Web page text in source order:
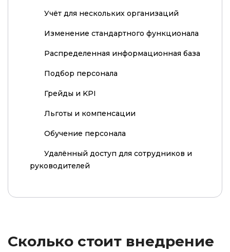
Учёт для нескольких организаций
Изменение стандартного функционала
Распределенная информационная база
Подбор персонала
Грейды и KPI
Льготы и компенсации
Обучение персонала
Удалённый доступ для сотрудников и
руководителей
Сколько стоит внедрение